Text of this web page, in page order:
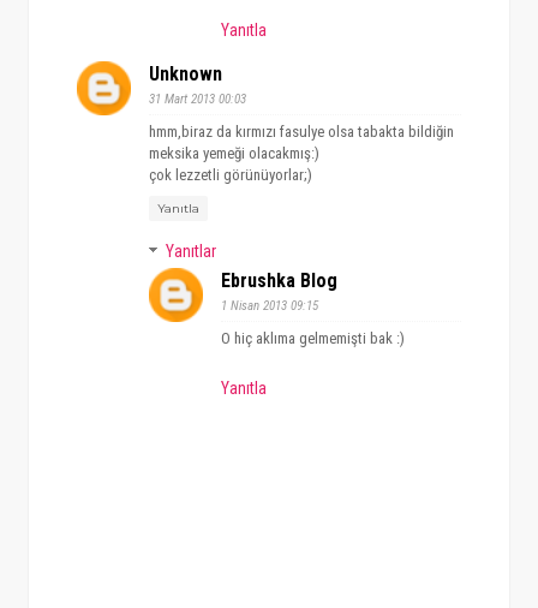
Yanıtla
Unknown
31 Mart 2013 00:03
hmm,biraz da kırmızı fasulye olsa tabakta bildiğin
meksika yemeği olacakmış:)
çok lezzetli görünüyorlar;)
Yanıtla
Yanıtlar
Ebrushka Blog
1 Nisan 2013 09:15
O hiç aklıma gelmemişti bak :)
Yanıtla